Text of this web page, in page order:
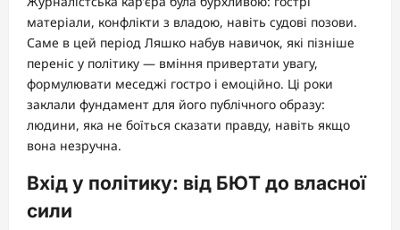
матеріали, конфлікти з владою, навіть судові позови.
Саме в цей період Ляшко набув навичок, які пізніше
переніс у політику — вміння привертати увагу,
формулювати меседжі гостро і емоційно. Ці роки
заклали фундамент для його публічного образу:
людини, яка не боїться сказати правду, навіть якщо
вона незручна.
Вхід у політику: від БЮТ до власної
сили